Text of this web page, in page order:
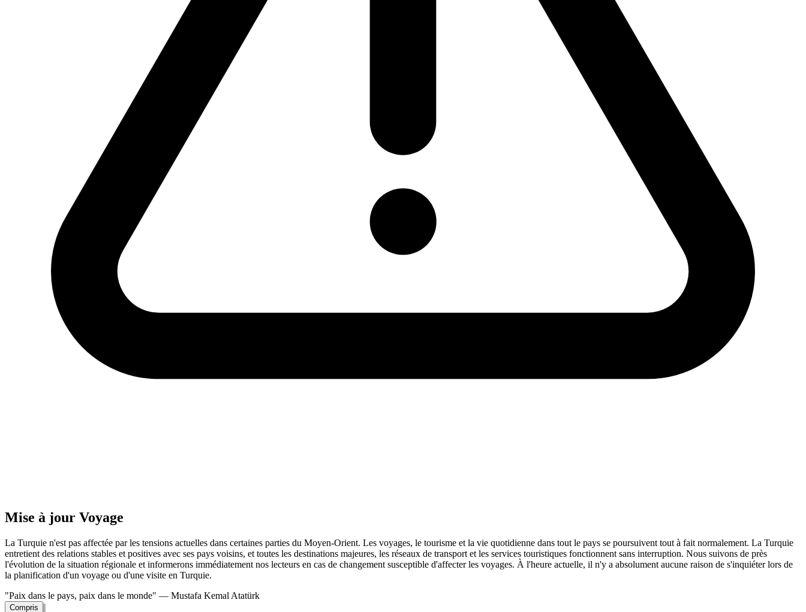
Mise à jour Voyage
La Turquie n'est pas affectée par les tensions actuelles dans certaines parties du Moyen-Orient. Les voyages, le tourisme et la vie quotidienne dans tout le pays se poursuivent tout à fait normalement. La Turquie
entretient des relations stables et positives avec ses pays voisins, et toutes les destinations majeures, les réseaux de transport et les services touristiques fonctionnent sans interruption. Nous suivons de près
l'évolution de la situation régionale et informerons immédiatement nos lecteurs en cas de changement susceptible d'affecter les voyages. À l'heure actuelle, il n'y a absolument aucune raison de s'inquiéter lors de
la planification d'un voyage ou d'une visite en Turquie.
"Paix dans le pays, paix dans le monde" — Mustafa Kemal Atatürk
Compris